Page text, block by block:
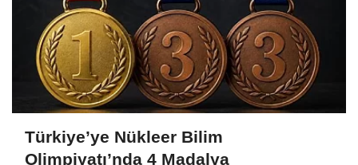
Türkiye’ye Nükleer Bilim
Olimpiyatı’nda 4 Madalya